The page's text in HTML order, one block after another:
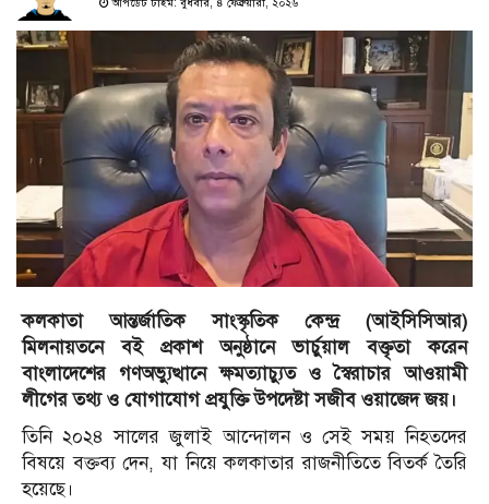
আপডেট টাইম: বুধবার, ৪ ফেব্রুয়ারী, ২০২৬
কলকাতা আন্তর্জাতিক সাংস্কৃতিক কেন্দ্র (আইসিসিআর)
মিলনায়তনে বই প্রকাশ অনুষ্ঠানে ভার্চুয়াল বক্তৃতা করেন
বাংলাদেশের গণঅভ্যুত্থানে ক্ষমত্যাচ্যুত ও স্বৈরাচার আওয়ামী
লীগের তথ্য ও যোগাযোগ প্রযুক্তি উপদেষ্টা সজীব ওয়াজেদ জয়।
তিনি ২০২৪ সালের জুলাই আন্দোলন ও সেই সময় নিহতদের
বিষয়ে বক্তব্য দেন, যা নিয়ে কলকাতার রাজনীতিতে বিতর্ক তৈরি
হয়েছে।